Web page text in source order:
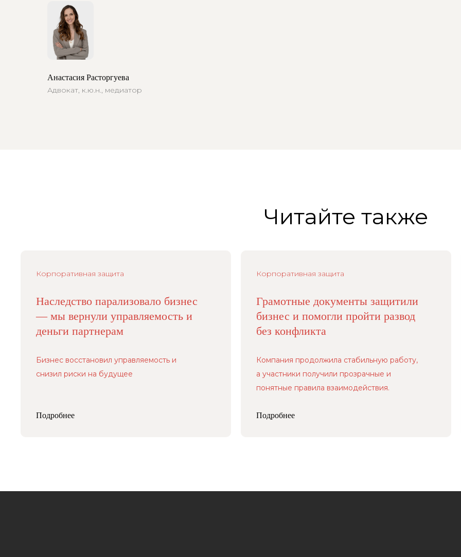
Анастасия Расторгуева
Адвокат, к.ю.н., медиатор
Читайте также
Корпоративная защита
Наследство парализовало бизнес
— мы вернули управляемость и
деньги партнерам
Бизнес восстановил управляемость и
снизил риски на будущее
Подробнее
Корпоративная защита
Грамотные документы защитили
бизнес и помогли пройти развод
без конфликта
Компания продолжила стабильную работу,
а участники получили прозрачные и
понятные правила взаимодействия.
Подробнее
Услуги
по запросу индивидуально